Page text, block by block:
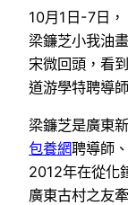
10月1日-7日，
梁鐮芝小我油
宋微回頭，看
道游學特聘導
梁鐮芝是廣東
包養網聘導師
2012年在從化
廣東古村之友